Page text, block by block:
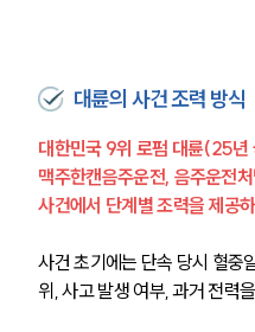
대륜의 사건 조력 방식
대한민국 9위 로펌 대륜(25년
맥주한캔음주운전, 음주운전
사건에서 단계별 조력을 제공
사건 초기에는 단속 당시 혈중
위, 사고 발생 여부, 과거 전력